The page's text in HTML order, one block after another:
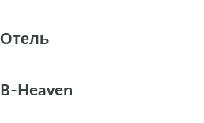
Отель
B-Heaven